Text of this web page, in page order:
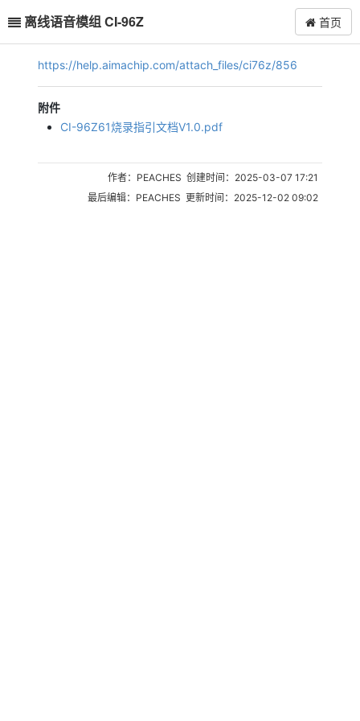
离线语音模组 CI-96Z 首页
https://help.aimachip.com/attach_files/ci76z/856
附件
CI-96Z61烧录指引文档V1.0.pdf
作者：PEACHES 创建时间：2025-03-07 17:21
最后编辑：PEACHES 更新时间：2025-12-02 09:02